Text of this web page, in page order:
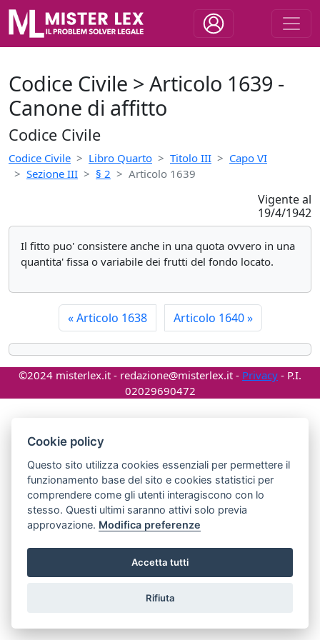
Codice Civile > Articolo 1639 -
Canone di affitto
Codice Civile
Codice Civile Libro Quarto Titolo III
Capo VI
Sezione III
§ 2 Articolo 1639
Vigente al
19/4/1942
Il fitto puo' consistere anche in una quota ovvero in una
quantita' fissa o variabile dei frutti del fondo locato.
«Articolo 1638 Articolo 1640»
©2024 misterlex.it - redazione@misterlex.it - Privacy - P.I.
02029690472
Cookie policy
Questo sito utilizza cookies essenziali per permettere il
funzionamento base del sito e cookies statistici per
comprendere come gli utenti interagiscono con lo
stesso. Questi ultimi saranno attivi solo previa
approvazione. Modifica preferenze
Accetta tutti
Rifiuta